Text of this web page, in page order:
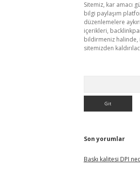
Sitemiz, kar amacı
bilgi paylaşım
düzenlemelere
içerikleri,
bildirmeniz halinde,
sitemizden
Son yorumlar
Baskı kalitesi DPI